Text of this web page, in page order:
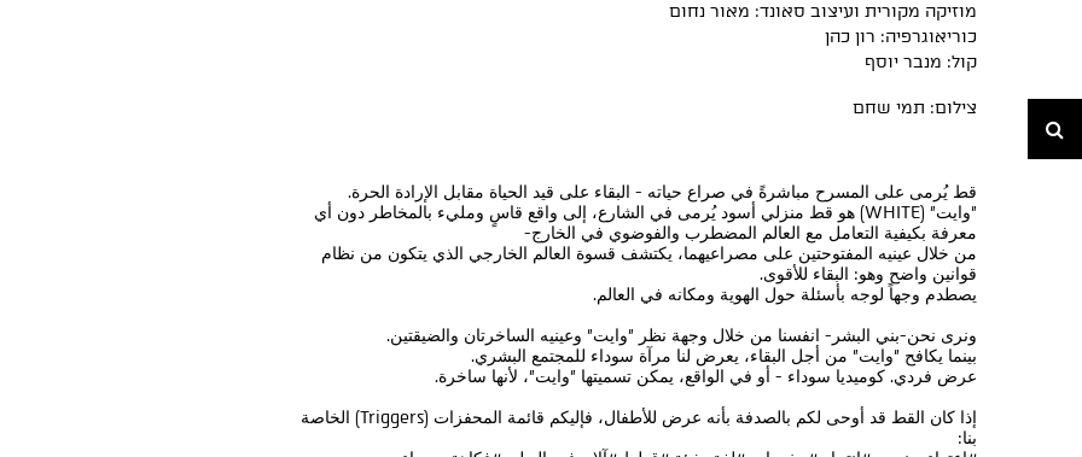
מוזיקה מקורית ועיצוב סאונד: מאור נחום
כוריאוגרפיה: רון כהן
קול: מנבר יוסף
צילום: תמי שחם
قط يُرمى على المسرح مباشرةً في صراع حياته - البقاء على قيد الحياة مقابل الإرادة الحرة.
"وايت" (WHITE) هو قط منزلي أسود يُرمى في الشارع، إلى واقع قاسٍ ومليء بالمخاطر دون أي
معرفة بكيفية التعامل مع العالم المضطرب والفوضوي في الخارج-
من خلال عينيه المفتوحتين على مصراعيهما، يكتشف قسوة العالم الخارجي الذي يتكون من نظام
قوانين واضح وهو: البقاء للأقوى.
يصطدم وجهاً لوجه بأسئلة حول الهوية ومكانه في العالم.
ونرى نحن-بني البشر- انفسنا من خلال وجهة نظر "وايت" وعينيه الساخرتان والضيقتين.
بينما يكافح "وايت" من أجل البقاء، يعرض لنا مرآة سوداء للمجتمع البشري.
عرض فردي. كوميديا سوداء - أو في الواقع، يمكن تسميتها "وايت"، لأنها ساخرة.
إذا كان القط قد أوحى لكم بالصدفة بأنه عرض للأطفال، فإليكم قائمة المحفزات (Triggers) الخاصة
بنا: